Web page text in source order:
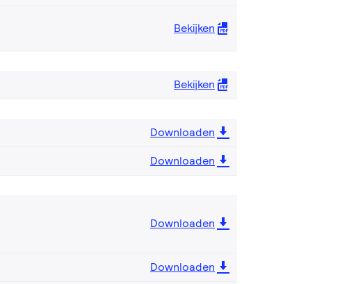
Bekijken
Bekijken
Downloaden
Downloaden
Downloaden
Downloaden